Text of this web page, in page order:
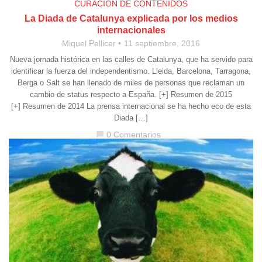
CURACIÓN DE CONTENIDOS
La Diada de Catalunya explicada por los medios
internacionales
Miquel Pellicer 11 septiembre, 2016
Nueva jornada histórica en las calles de Catalunya, que ha servido para
identificar la fuerza del independentismo. Lleida, Barcelona, Tarragona,
Berga o Salt se han llenado de miles de personas que reclaman un
cambio de status respecto a España. [+] Resumen de 2015
[+] Resumen de 2014 La prensa internacional se ha hecho eco de esta
Diada […]
0 Comentarios